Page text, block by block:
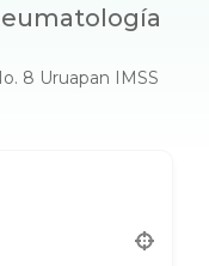
8 Uruapan IMSS